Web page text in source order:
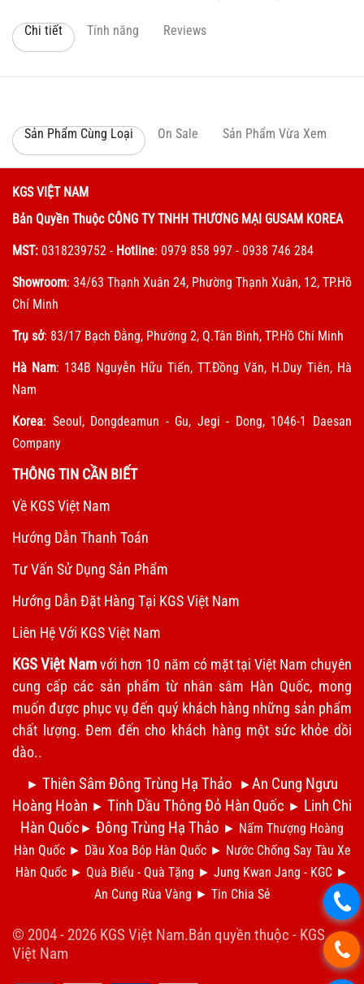
Chi tiết Tính năng Reviews
Sản Phẩm Cùng Loại On Sale Sản Phẩm Vừa Xem
KGS VIỆT NAM
Bản Quyền Thuộc CÔNG TY TNHH THƯƠNG MẠI GUSAM KOREA
MST: 0318239752 - Hotline: 0979 858 997 - 0938 746 284
Showroom: 34/63 Thạnh Xuân 24, Phường Thạnh Xuân, 12, TP.Hồ
Chí Minh
Trụ sở: 83/17 Bạch Đằng, Phường 2, Q.Tân Bình, TP.Hồ Chí Minh
Hà Nam: 134B Nguyễn Hữu Tiến, TT.Đồng Văn, H.Duy Tiên, Hà
Nam
Korea: Seoul, Dongdeamun - Gu, Jegi - Dong, 1046-1 Daesan
Company
THÔNG TIN CẦN BIẾT
Về KGS Việt Nam
Hướng Dẫn Thanh Toán
Tư Vấn Sử Dụng Sản Phẩm
Hướng Dẫn Đặt Hàng Tại KGS Việt Nam
Liên Hệ Với KGS Việt Nam
KGS Việt Namvới hơn 10 năm có mặt tại Việt Nam chuyên
cung cấp các sản phẩm từ nhân sâm Hàn Quốc, mong
muốn được phục vụ đến quý khách hàng những sản phẩm
chất lượng. Đem đến cho khách hàng một sức khỏe dồi
dào..
.
.
► Thiên Sâm Đông Trùng Hạ Thảo ►An Cung Ngưu
Hoàng Hoàn ► Tinh Dầu Thông Đỏ Hàn Quốc ► Linh Chi
Hàn Quốc ► Đông Trùng Hạ Thảo ► Nấm Thượng Hoàng
Hàn Quốc ► Dầu Xoa Bóp Hàn Quốc ► Nước Chống Say Tàu Xe
Hàn Quốc ► Quà Biếu - Quà Tặng ► Jung Kwan Jang - KGC ►
An Cung Rùa Vàng ► Tin Chia Sẻ
© 2004 - 2026 KGS Việt Nam.Bản quyền thuộc - KGS
Việt Nam